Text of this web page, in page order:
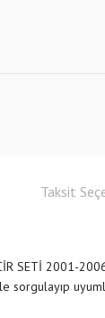
Taksit
SETİ 2001-
sorgulayıp